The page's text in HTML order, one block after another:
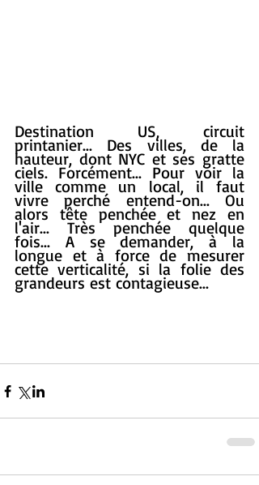
Destination US, circuit
printanier... Des villes, de la
hauteur, dont NYC et ses gratte
ciels. Forcément... Pour voir la
ville comme un local, il faut
vivre perché entend-on... Ou
alors tête penchée et nez en
l'air... Très penchée quelque
fois... A se demander, à la
longue et à force de mesurer
cette verticalité, si la folie des
grandeurs est contagieuse...